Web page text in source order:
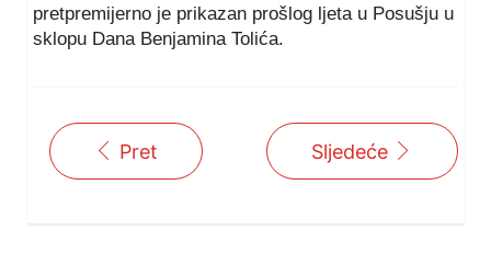
pretpremijerno je prikazan prošlog ljeta u Posušju u
sklopu Dana Benjamina Tolića.
Pret Sljedeće